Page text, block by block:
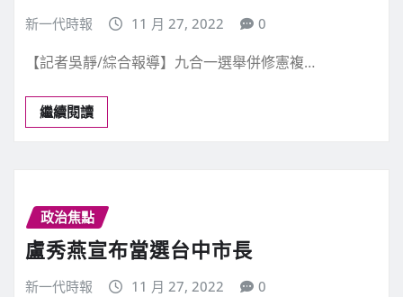
新一代時報 11 月 27, 2022 0
【記者吳靜/綜合報導】九合一選舉併修憲複…
繼續閱讀
政治焦點
盧秀燕宣布當選台中市長
新一代時報 11 月 27, 2022 0